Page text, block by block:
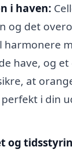
i haven:
og det
harmonere
have, og
at
i din
og